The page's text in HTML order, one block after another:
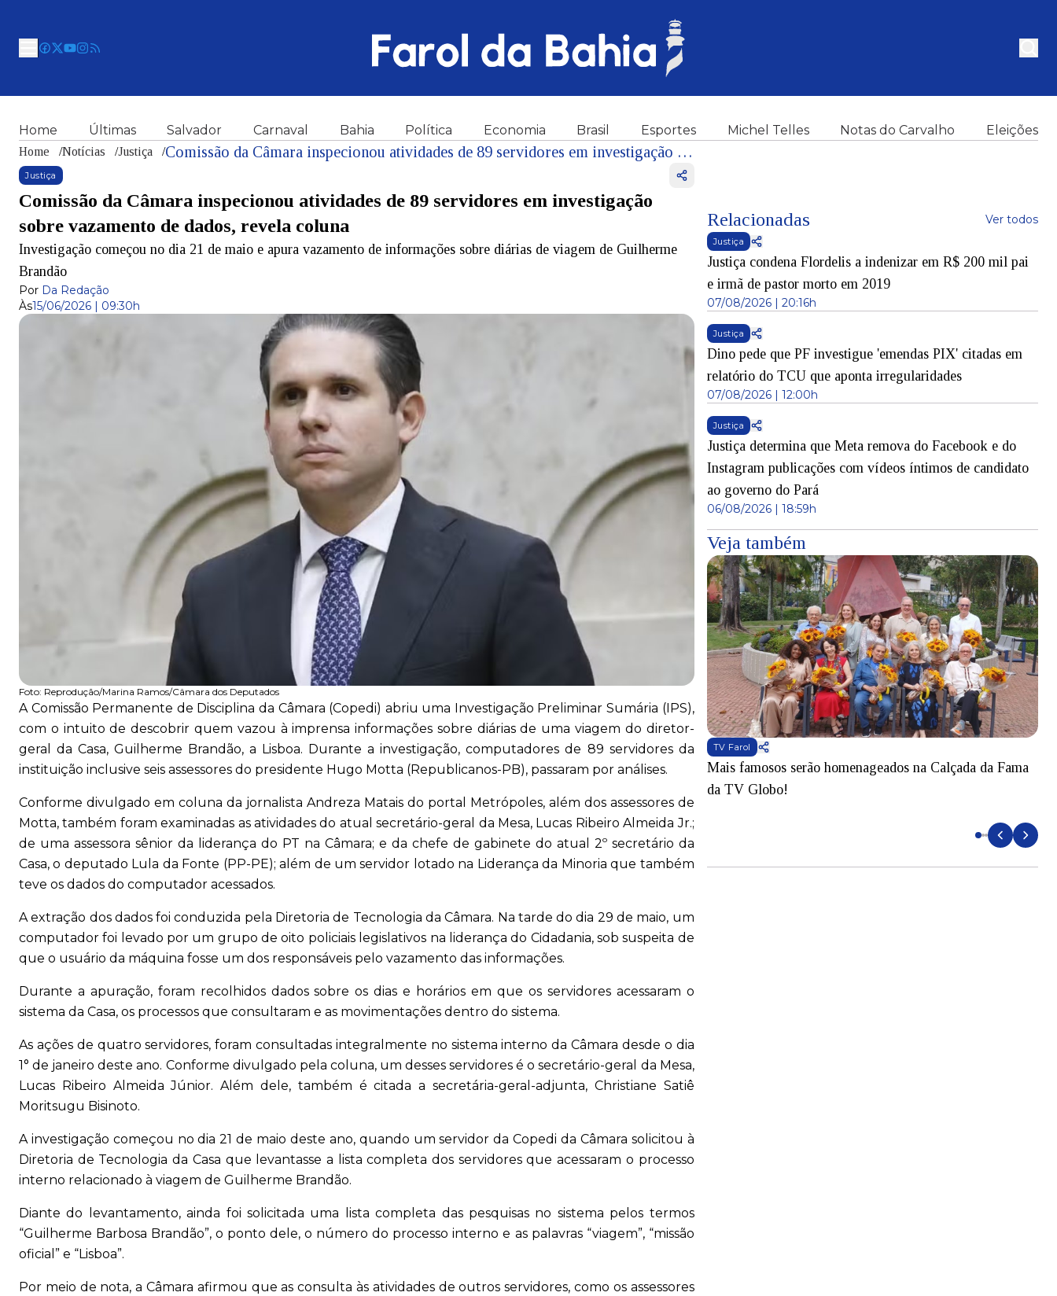
Home Últimas Salvador Carnaval Bahia Política Economia Brasil Esportes Michel Telles Notas do Carvalho Eleições
Home /Notícias /Justiça / Comissão da Câmara inspecionou atividades de 89 servidores em investigação sobre vazamento de dados, revela coluna
Justiça
Comissão da Câmara inspecionou atividades de 89 servidores em investigação
sobre vazamento de dados, revela coluna
Investigação começou no dia 21 de maio e apura vazamento de informações sobre diárias de viagem de Guilherme
Brandão
Por Da Redação
Às15/06/2026 | 09:30h
Foto: Reprodução/Marina Ramos/Câmara dos Deputados
A Comissão Permanente de Disciplina da Câmara (Copedi) abriu uma Investigação Preliminar Sumária (IPS),
com o intuito de descobrir quem vazou à imprensa informações sobre diárias de uma viagem do diretor-
geral da Casa, Guilherme Brandão, a Lisboa. Durante a investigação, computadores de 89 servidores da
instituição inclusive seis assessores do presidente Hugo Motta (Republicanos-PB), passaram por análises.
Conforme divulgado em coluna da jornalista Andreza Matais do portal Metrópoles, além dos assessores de
Motta, também foram examinadas as atividades do atual secretário-geral da Mesa, Lucas Ribeiro Almeida Jr.;
de uma assessora sênior da liderança do PT na Câmara; e da chefe de gabinete do atual 2º secretário da
Casa, o deputado Lula da Fonte (PP-PE); além de um servidor lotado na Liderança da Minoria que também
teve os dados do computador acessados.
A extração dos dados foi conduzida pela Diretoria de Tecnologia da Câmara. Na tarde do dia 29 de maio, um
computador foi levado por um grupo de oito policiais legislativos na liderança do Cidadania, sob suspeita de
que o usuário da máquina fosse um dos responsáveis pelo vazamento das informações.
Durante a apuração, foram recolhidos dados sobre os dias e horários em que os servidores acessaram o
sistema da Casa, os processos que consultaram e as movimentações dentro do sistema.
As ações de quatro servidores, foram consultadas integralmente no sistema interno da Câmara desde o dia
1° de janeiro deste ano. Conforme divulgado pela coluna, um desses servidores é o secretário-geral da Mesa,
Lucas Ribeiro Almeida Júnior. Além dele, também é citada a secretária-geral-adjunta, Christiane Satiê
Moritsugu Bisinoto.
A investigação começou no dia 21 de maio deste ano, quando um servidor da Copedi da Câmara solicitou à
Diretoria de Tecnologia da Casa que levantasse a lista completa dos servidores que acessaram o processo
interno relacionado à viagem de Guilherme Brandão.
Diante do levantamento, ainda foi solicitada uma lista completa das pesquisas no sistema pelos termos
“Guilherme Barbosa Brandão”, o ponto dele, o número do processo interno e as palavras “viagem”, “missão
oficial” e “Lisboa”.
Por meio de nota, a Câmara afirmou que as consulta às atividades de outros servidores, como os assessores
Relacionadas Ver todos
Justiça
Justiça condena Flordelis a indenizar em R$ 200 mil pai
e irmã de pastor morto em 2019
07/08/2026 | 20:16h
Justiça
Dino pede que PF investigue 'emendas PIX' citadas em
relatório do TCU que aponta irregularidades
07/08/2026 | 12:00h
Justiça
Justiça determina que Meta remova do Facebook e do
Instagram publicações com vídeos íntimos de candidato
ao governo do Pará
06/08/2026 | 18:59h
Veja também
TV Farol
Mais famosos serão homenageados na Calçada da Fama
da TV Globo!